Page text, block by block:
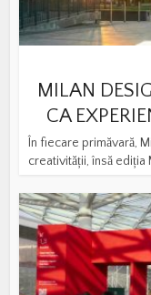
MILAN
CA
În fiecare primăvară,
creativității, însă ediția